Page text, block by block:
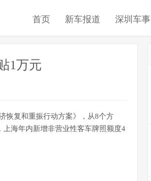
首页 新车报道 深圳车事
1万元
恢复和重振行动方案》，从8个方
海年内新增非营业性客车牌照额度4